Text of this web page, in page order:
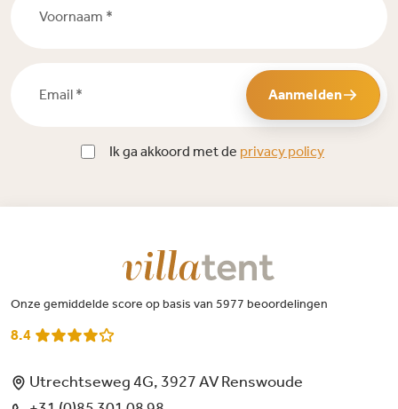
Aanmelden
Ik ga akkoord met de privacy policy
Onze gemiddelde score op basis van 5977 beoordelingen
8.4
Utrechtseweg 4G, 3927 AV Renswoude